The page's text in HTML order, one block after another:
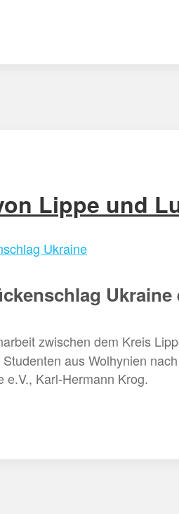
Lippe und
Ukraine
zwischen dem Kreis
aus Wolhynien
e.V., Karl-Hermann Krog.